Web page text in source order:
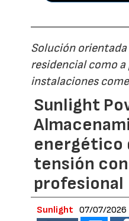
Solución
residencial como a
instalaciones
Sunlight
energético
tensión
profesional
Sunlight 07/07/2026